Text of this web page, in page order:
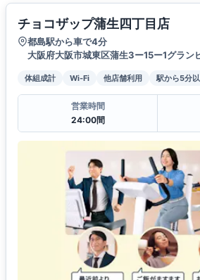
チョコザップ蒲生四丁目店
都島駅から車で4分
大阪府大阪市城東区蒲生3ー15ー1グラン
体組成計 Wi-Fi 他店舗利用 駅から5分
営業時間
24:00間